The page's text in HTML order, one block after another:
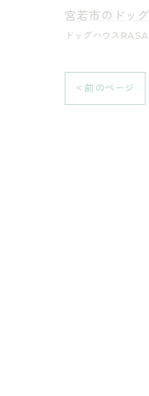
宮若市のドッ
ドッグハウスRASA
< 前のページ